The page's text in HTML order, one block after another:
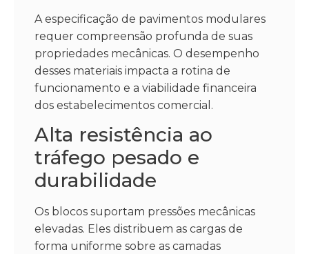
A especificação de pavimentos modulares
requer compreensão profunda de suas
propriedades mecânicas. O desempenho
desses materiais impacta a rotina de
funcionamento e a viabilidade financeira
dos estabelecimentos comercial.
Alta resistência ao
tráfego pesado e
durabilidade
Os blocos suportam pressões mecânicas
elevadas. Eles distribuem as cargas de
forma uniforme sobre as camadas